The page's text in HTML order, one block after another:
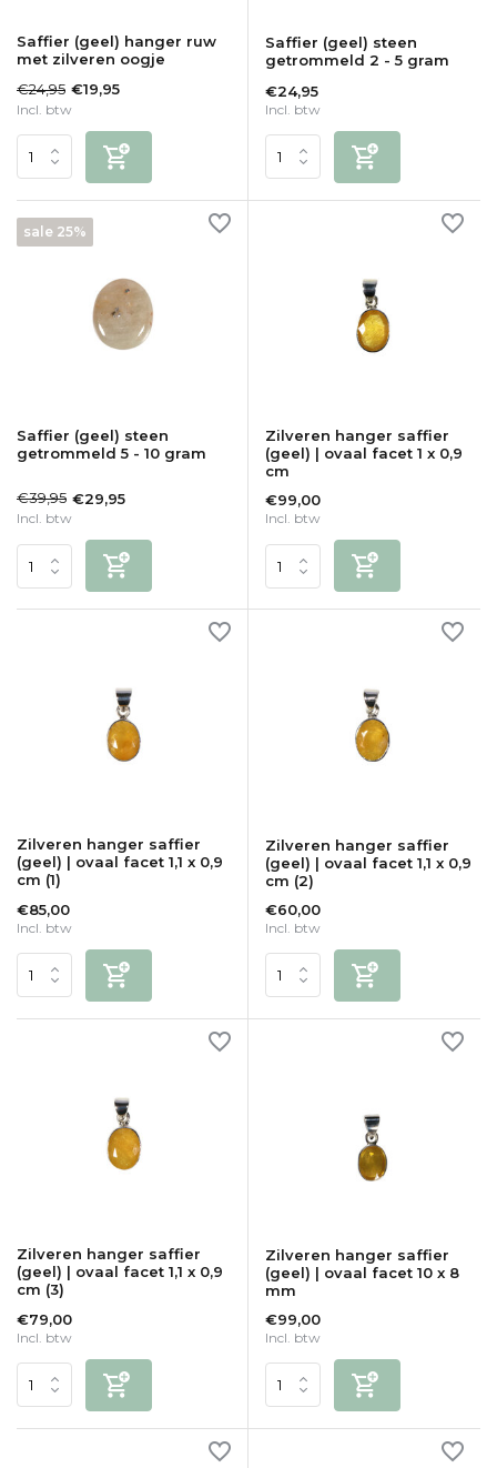
Saffier (geel) hanger ruw
met zilveren oogje
€24,95 €19,95
Incl. btw
Saffier (geel) steen
getrommeld 2 - 5 gram
€24,95
Incl. btw
sale 25%
Saffier (geel) steen
getrommeld 5 - 10 gram
€39,95 €29,95
Incl. btw
Zilveren hanger saffier
(geel) | ovaal facet 1 x 0,9
cm
€99,00
Incl. btw
Zilveren hanger saffier
(geel) | ovaal facet 1,1 x 0,9
cm (1)
€85,00
Incl. btw
Zilveren hanger saffier
(geel) | ovaal facet 1,1 x 0,9
cm (2)
€60,00
Incl. btw
Zilveren hanger saffier
(geel) | ovaal facet 1,1 x 0,9
cm (3)
€79,00
Incl. btw
Zilveren hanger saffier
(geel) | ovaal facet 10 x 8
mm
€99,00
Incl. btw